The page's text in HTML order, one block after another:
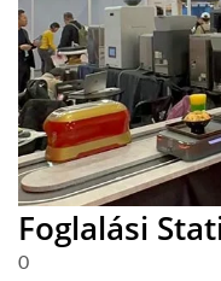
Foglalási
0